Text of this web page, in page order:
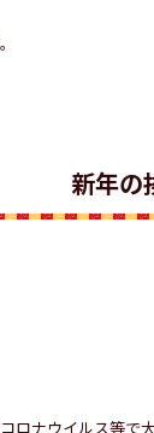
新年の
ロナウイルス等で